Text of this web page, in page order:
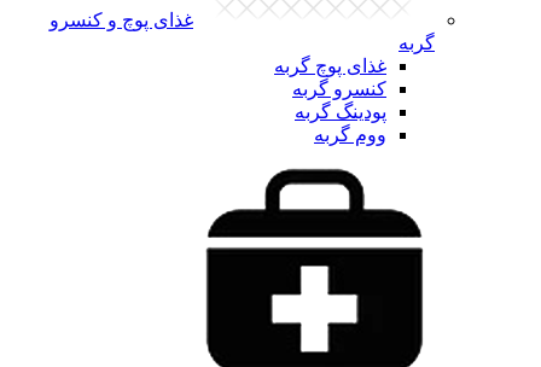
غذای پوچ و کنسرو
گربه
غذای پوچ گربه
کنسرو گربه
پودینگ گربه
ووم گربه